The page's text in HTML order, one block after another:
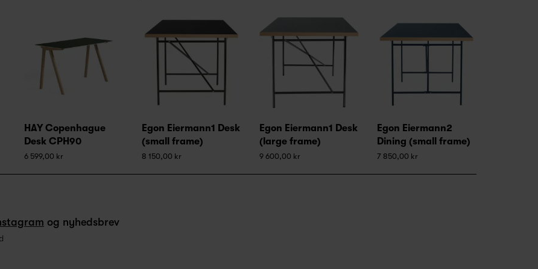
HAY Copenhague
Desk CPH90
6 599,00 kr
Egon Eiermann1 Desk
(small frame)
8 150,00 kr
Egon Eiermann1 Desk
(large frame)
9 600,00 kr
Egon Eiermann2
Dining (small frame)
7 850,00 kr
og nyhedsbrev